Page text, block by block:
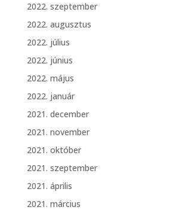
2022. szeptember
2022. augusztus
2022. július
2022. június
2022. május
2022. január
2021. december
2021. november
2021. október
2021. szeptember
2021. április
2021. március